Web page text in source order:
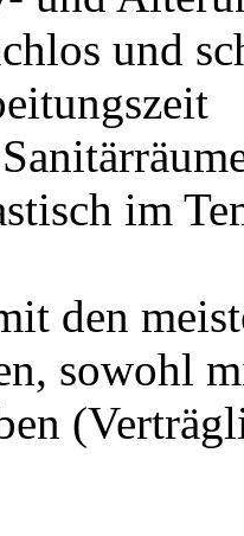
und
im
den
sowohl